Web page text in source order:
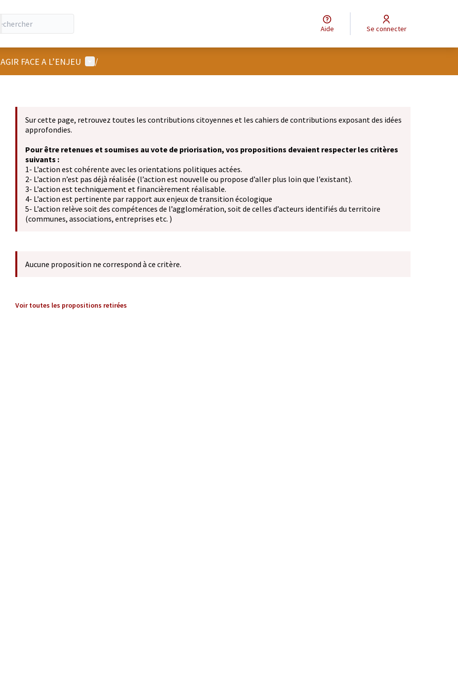
Aide Se connecter
AGIR FACE A L’ENJEU Menu utilisateur
/
Sur cette page, retrouvez toutes les contributions citoyennes et les cahiers de contributions exposant des idées
approfondies.
Pour être retenues et soumises au vote de priorisation, vos propositions devaient respecter les critères
suivants :
1- L’action est cohérente avec les orientations politiques actées.
2- L’action n’est pas déjà réalisée (l’action est nouvelle ou propose d’aller plus loin que l’existant).
3- L’action est techniquement et financièrement réalisable.
4- L’action est pertinente par rapport aux enjeux de transition écologique
5- L’action relève soit des compétences de l’agglomération, soit de celles d’acteurs identifiés du territoire
(communes, associations, entreprises etc. )
Aucune proposition ne correspond à ce critère.
Voir toutes les propositions retirées